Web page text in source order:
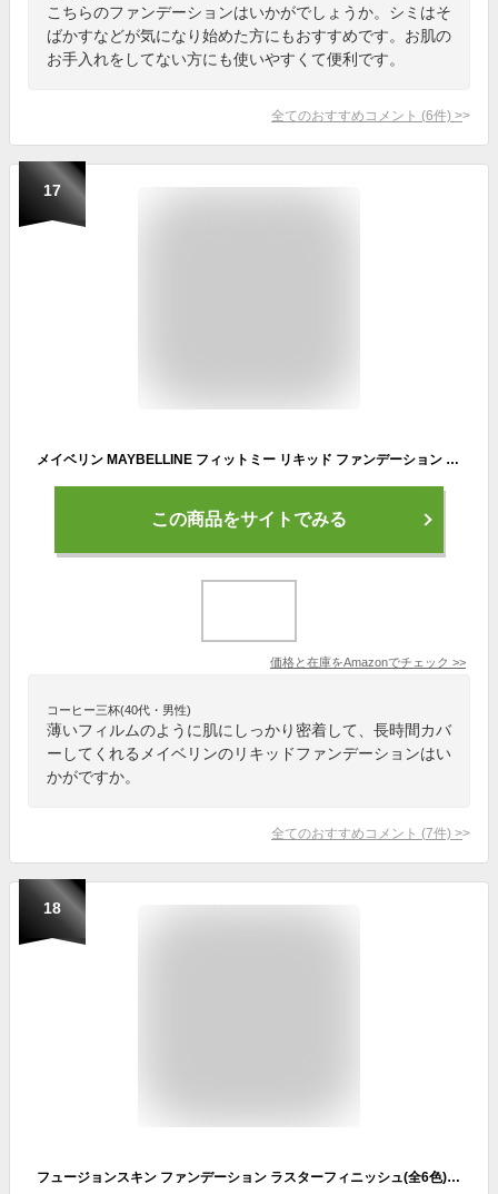
こちらのファンデーションはいかがでしょうか。シミはそ
ばかすなどが気になり始めた方にもおすすめです。お肌の
お手入れをしてない方にも使いやすくて便利です。
全てのおすすめコメント (6件) >
17
メイベリン MAYBELLINE フィットミー リキッド ファンデーション R 120 SPF22 皮脂崩れ防止 マット リキッドファンデーション さらさら仕上げ
この商品をサイトでみる
価格と在庫をAmazonでチェック >>
コーヒー三杯(40代・男性)
薄いフィルムのように肌にしっかり密着して、長時間カバ
ーしてくれるメイベリンのリキッドファンデーションはい
かがですか。
全てのおすすめコメント (7件) >
18
フュージョンスキン ファンデーション ラスターフィニッシュ(全6色) 【アテニア 公式】[Attenir 化粧品 毛穴 ファンデ カバー力 SPF25 エイジングケア クリーム uv カバーファンデーション 艶 ツヤ肌 30代 40代 50代 ツヤ 肌 クリームファンデーション クリームファンデ]